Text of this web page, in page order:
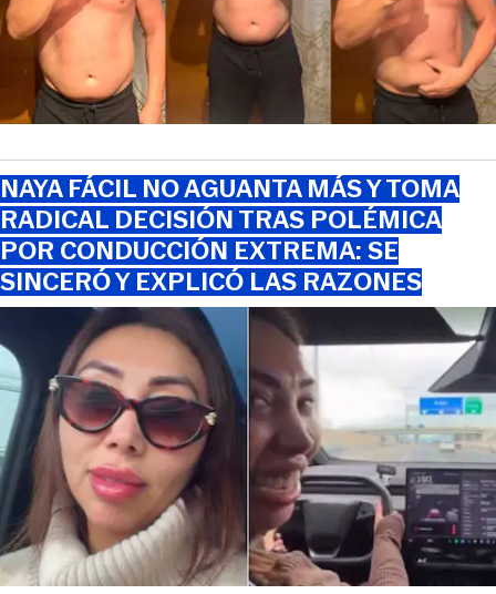
NAYA FÁCIL NO AGUANTA MÁS Y TOMA
RADICAL DECISIÓN TRAS POLÉMICA
POR CONDUCCIÓN EXTREMA: SE
SINCERÓ Y EXPLICÓ LAS RAZONES